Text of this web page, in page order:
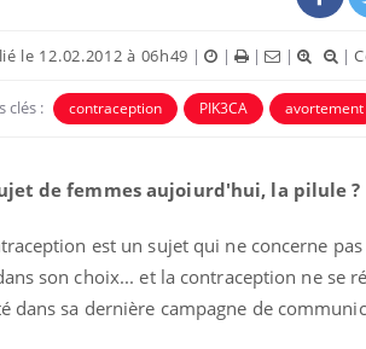
le 12.02.2012 à 06h49 | | | | |
clés : contraception PIK3CA avortement
de femmes aujoiurd'hui, la pilule ?
est un sujet qui ne concerne
son choix... et la contraception ne se
dans sa dernière campagne de